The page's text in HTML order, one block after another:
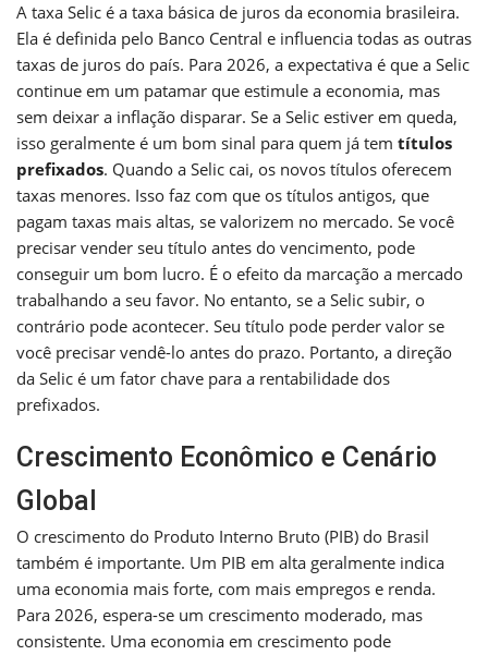
A taxa Selic é a taxa básica de juros da economia brasileira.
Ela é definida pelo Banco Central e influencia todas as outras
taxas de juros do país. Para 2026, a expectativa é que a Selic
continue em um patamar que estimule a economia, mas
sem deixar a inflação disparar. Se a Selic estiver em queda,
isso geralmente é um bom sinal para quem já tem títulos
prefixados. Quando a Selic cai, os novos títulos oferecem
taxas menores. Isso faz com que os títulos antigos, que
pagam taxas mais altas, se valorizem no mercado. Se você
precisar vender seu título antes do vencimento, pode
conseguir um bom lucro. É o efeito da marcação a mercado
trabalhando a seu favor. No entanto, se a Selic subir, o
contrário pode acontecer. Seu título pode perder valor se
você precisar vendê-lo antes do prazo. Portanto, a direção
da Selic é um fator chave para a rentabilidade dos
prefixados.
Crescimento Econômico e Cenário
Global
O crescimento do Produto Interno Bruto (PIB) do Brasil
também é importante. Um PIB em alta geralmente indica
uma economia mais forte, com mais empregos e renda.
Para 2026, espera-se um crescimento moderado, mas
consistente. Uma economia em crescimento pode